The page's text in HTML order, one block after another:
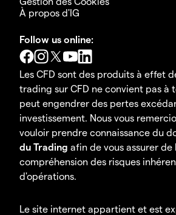
À propos d'IG
Follow us online:
Les CFD sont des produits à effet
trading sur CFD ne convient pas à
peut engendrer des pertes
investissement. Nous vous
vouloir prendre connaissance du
du Trading afin de vous assurer de
compréhension des risques
d'opérations.
Le site internet appartient et est